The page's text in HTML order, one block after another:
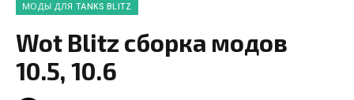
МОДЫ ДЛЯ TANKS BLITZ
Wot Blitz сборка модов
10.5, 10.6